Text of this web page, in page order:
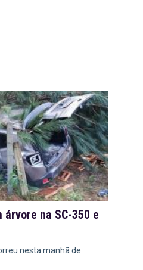
árvore na SC-350 e
nesta manhã de